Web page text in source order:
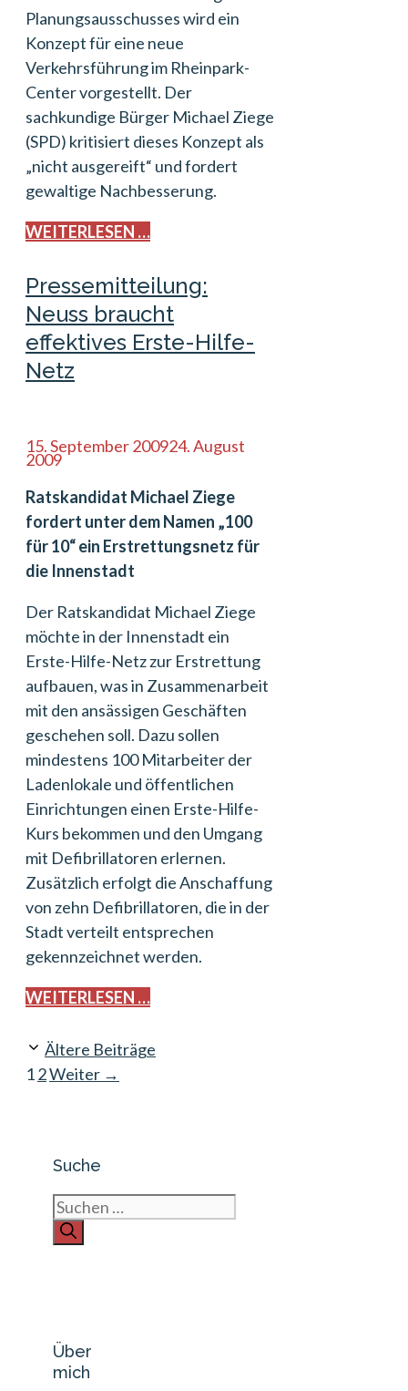
Planungsausschusses wird ein
Konzept für eine neue
Verkehrsführung im Rheinpark-
Center vorgestellt. Der
sachkundige Bürger Michael Ziege
(SPD) kritisiert dieses Konzept als
„nicht ausgereift“ und fordert
gewaltige Nachbesserung.
WEITERLESEN …
Pressemitteilung:
Neuss braucht
effektives Erste-Hilfe-
Netz
15. September 200924. August
2009
Ratskandidat Michael Ziege
fordert unter dem Namen „100
für 10“ ein Erstrettungsnetz für
die Innenstadt
Der Ratskandidat Michael Ziege
möchte in der Innenstadt ein
Erste-Hilfe-Netz zur Erstrettung
aufbauen, was in Zusammenarbeit
mit den ansässigen Geschäften
geschehen soll. Dazu sollen
mindestens 100 Mitarbeiter der
Ladenlokale und öffentlichen
Einrichtungen einen Erste-Hilfe-
Kurs bekommen und den Umgang
mit Defibrillatoren erlernen.
Zusätzlich erfolgt die Anschaffung
von zehn Defibrillatoren, die in der
Stadt verteilt entsprechen
gekennzeichnet werden.
WEITERLESEN …
Ältere Beiträge
Seite
1Seite
2Weiter →
Suche
Suchen
nach:
Über
mich